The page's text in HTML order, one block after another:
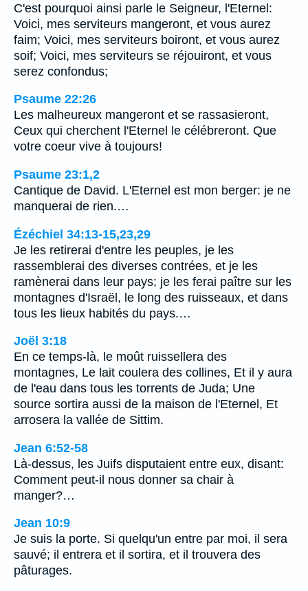
C'est pourquoi ainsi parle le Seigneur, l'Eternel:
Voici, mes serviteurs mangeront, et vous aurez
faim; Voici, mes serviteurs boiront, et vous aurez
soif; Voici, mes serviteurs se réjouiront, et vous
serez confondus;
Psaume 22:26
Les malheureux mangeront et se rassasieront,
Ceux qui cherchent l'Eternel le célébreront. Que
votre coeur vive à toujours!
Psaume 23:1,2
Cantique de David. L'Eternel est mon berger: je ne
manquerai de rien.…
Ézéchiel 34:13-15,23,29
Je les retirerai d'entre les peuples, je les
rassemblerai des diverses contrées, et je les
ramènerai dans leur pays; je les ferai paître sur les
montagnes d'Israël, le long des ruisseaux, et dans
tous les lieux habités du pays.…
Joël 3:18
En ce temps-là, le moût ruissellera des
montagnes, Le lait coulera des collines, Et il y aura
de l'eau dans tous les torrents de Juda; Une
source sortira aussi de la maison de l'Eternel, Et
arrosera la vallée de Sittim.
Jean 6:52-58
Là-dessus, les Juifs disputaient entre eux, disant:
Comment peut-il nous donner sa chair à
manger?…
Jean 10:9
Je suis la porte. Si quelqu'un entre par moi, il sera
sauvé; il entrera et il sortira, et il trouvera des
pâturages.